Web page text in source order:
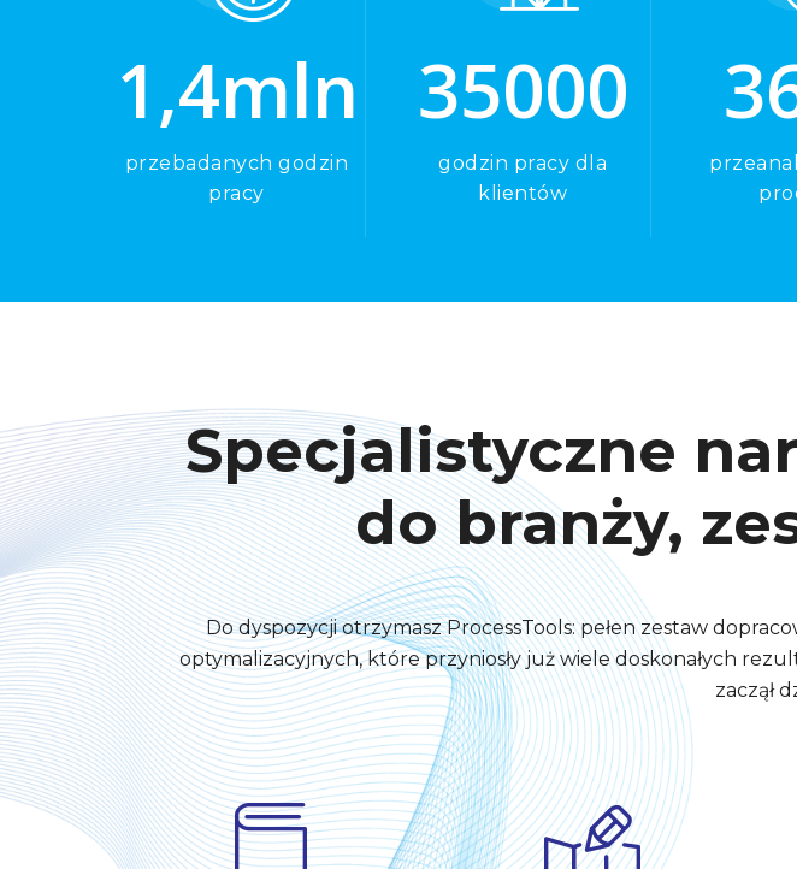
1,4mln
przebadanych godzin
pracy
35000
godzin pracy dla
klientów
3
Specjalistyczne
do branży,
Do dyspozycji otrzymasz ProcessTools: pełen zestaw
optymalizacyjnych, które przyniosły już wiele doskonałych
zaczął